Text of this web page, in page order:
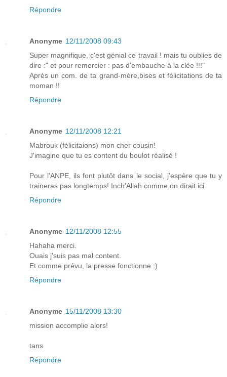
Répondre
Anonyme 12/11/2008 09:43
Super magnifique, c'est génial ce travail ! mais tu oublies de
dire :" et pour remercier : pas d'embauche à la clée !!!"
Après un com. de ta grand-mère,bises et félicitations de ta
moman !!
Répondre
Anonyme 12/11/2008 12:21
Mabrouk (félicitaions) mon cher cousin!
J'imagine que tu es content du boulot réalisé !
Pour l'ANPE, ils font plutôt dans le social, j'espère que tu y
traineras pas longtemps! Inch'Allah comme on dirait ici
Répondre
Anonyme 12/11/2008 12:55
Hahaha merci.
Ouais j'suis pas mal content.
Et comme prévu, la presse fonctionne :)
Répondre
Anonyme 15/11/2008 13:30
mission accomplie alors!
tans
Répondre